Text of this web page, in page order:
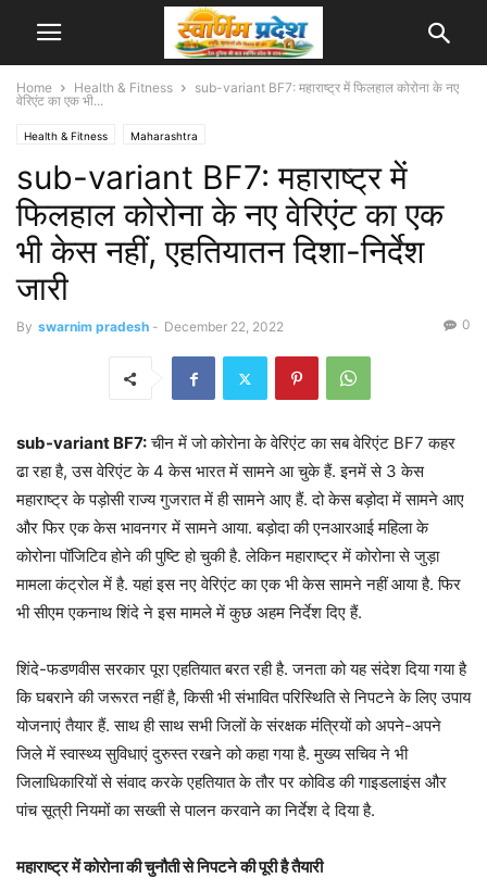
Home Health & Fitness
sub-variant BF7: महाराष्ट्र में फिलहाल कोरोना के नए
वेरिएंट का एक भी...
Health & Fitness Maharashtra
sub-variant BF7: महाराष्ट्र में
फिलहाल कोरोना के नए वेरिएंट का एक
भी केस नहीं, एहतियातन दिशा-निर्देश
जारी
By swarnim pradesh - December 22, 2022 0
sub-variant BF7:चीन में जो कोरोना के वेरिएंट का सब वेरिएंट BF7 कहर
ढा रहा है, उस वेरिएंट के 4 केस भारत में सामने आ चुके हैं. इनमें से 3 केस
महाराष्ट्र के पड़ोसी राज्य गुजरात में ही सामने आए हैं. दो केस बड़ोदा में सामने आए
और फिर एक केस भावनगर में सामने आया. बड़ोदा की एनआरआई महिला के
कोरोना पॉजिटिव होने की पुष्टि हो चुकी है. लेकिन महाराष्ट्र में कोरोना से जुड़ा
मामला कंट्रोल में है. यहां इस नए वेरिएंट का एक भी केस सामने नहीं आया है. फिर
भी सीएम एकनाथ शिंदे ने इस मामले में कुछ अहम निर्देश दिए हैं.
शिंदे-फडणवीस सरकार पूरा एहतियात बरत रही है. जनता को यह संदेश दिया गया है
कि घबराने की जरूरत नहीं है, किसी भी संभावित परिस्थिति से निपटने के लिए उपाय
योजनाएं तैयार हैं. साथ ही साथ सभी जिलों के संरक्षक मंंत्रियों को अपने-अपने
जिले में स्वास्थ्य सुविधाएं दुरुस्त रखने को कहा गया है. मुख्य सचिव ने भी
जिलाधिकारियों से संवाद करके एहतियात के तौर पर कोविड की गाइडलाइंस और
पांच सूत्री नियमों का सख्ती से पालन करवाने का निर्देश दे दिया है.
महाराष्ट्र में कोरोना की चुनौती से निपटने की पूरी है तैयारी